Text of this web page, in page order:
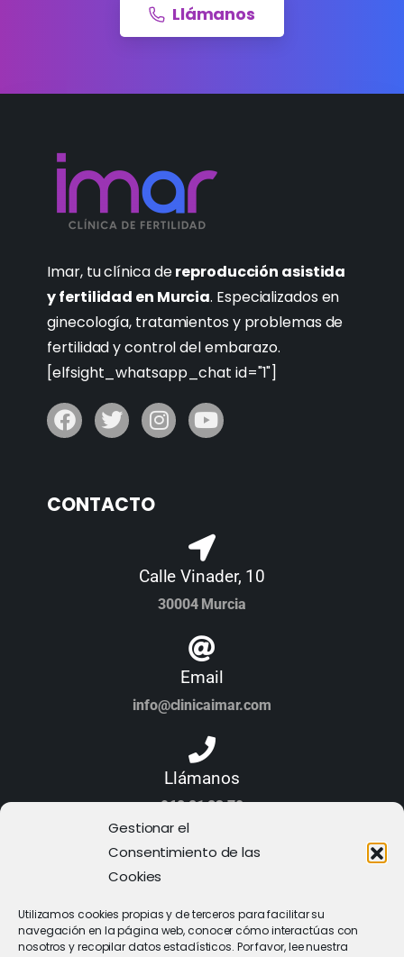
Gestionar el
Consentimiento de las
Cookies
Utilizamos cookies propias y de terceros para facilitar su
navegación en la página web, conocer cómo interactúas con
nosotros y recopilar datos estadísticos. Por favor, lee nuestra
Llámanos
Imar, tu clínica dereproducción asistida
y fertilidad en Murcia. Especializados en
ginecología, tratamientos y problemas de
fertilidad y control del embarazo.
[elfsight_whatsapp_chat id="1"]
CONTACTO
Calle Vinader, 10
30004 Murcia
Email
info@clinicaimar.com
Llámanos
968 21 23 70